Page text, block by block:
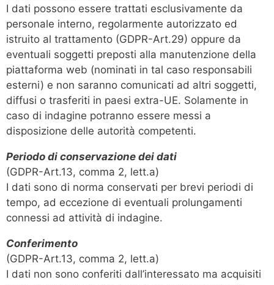
I dati possono essere trattati esclusivamente da
personale interno, regolarmente autorizzato ed
istruito al trattamento (GDPR-Art.29) oppure da
eventuali soggetti preposti alla manutenzione della
piattaforma web (nominati in tal caso responsabili
esterni) e non saranno comunicati ad altri soggetti,
diffusi o trasferiti in paesi extra-UE. Solamente in
caso di indagine potranno essere messi a
disposizione delle autorità competenti.
Periodo di conservazione dei dati
(GDPR-Art.13, comma 2, lett.a)
I dati sono di norma conservati per brevi periodi di
tempo, ad eccezione di eventuali prolungamenti
connessi ad attività di indagine.
Conferimento
(GDPR-Art.13, comma 2, lett.a)
I dati non sono conferiti dall’interessato ma acquisiti